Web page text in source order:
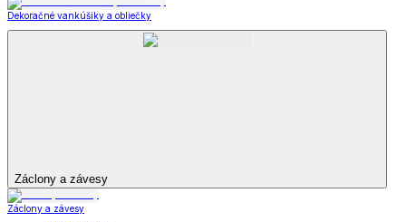
Dekoračné vankúšiky a obliečky
Záclony a závesy
Záclony a závesy